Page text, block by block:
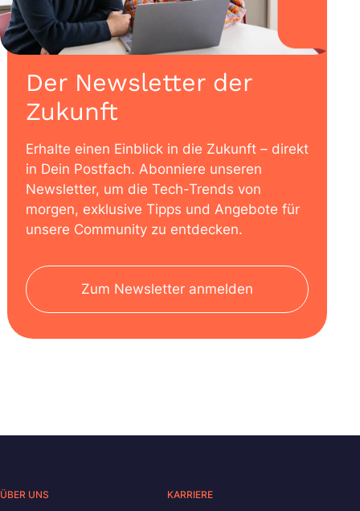
Der Newsletter der
Zukunft
Erhalte einen Einblick in die Zukunft – direkt
in Dein Postfach. Abonniere unseren
Newsletter, um die Tech-Trends von
morgen, exklusive Tipps und Angebote für
unsere Community zu entdecken.
Zum Newsletter anmelden
ÜBER UNS KARRIERE